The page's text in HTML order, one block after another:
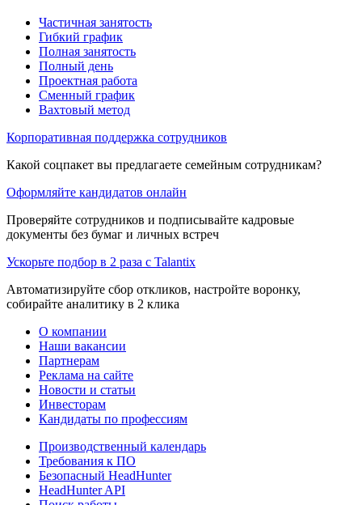
Частичная занятость
Гибкий график
Полная занятость
Полный день
Проектная работа
Сменный график
Вахтовый метод
Корпоративная поддержка сотрудников
Какой соцпакет вы предлагаете семейным сотрудникам?
Оформляйте кандидатов онлайн
Проверяйте сотрудников и подписывайте кадровые
документы без бумаг и личных встреч
Ускорьте подбор в 2 раза с Talantix
Автоматизируйте сбор откликов, настройте воронку,
собирайте аналитику в 2 клика
О компании
Наши вакансии
Партнерам
Реклама на сайте
Новости и статьи
Инвесторам
Кандидаты по профессиям
Производственный календарь
Требования к ПО
Безопасный HeadHunter
HeadHunter API